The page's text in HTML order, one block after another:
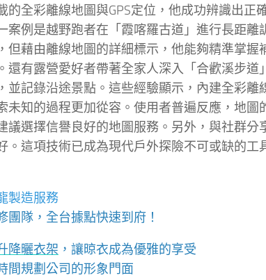
的全彩離線地圖與GPS定位，他成功辨識出正
案例是越野跑者在「霞喀羅古道」進行長距離
但藉由離線地圖的詳細標示，他能夠精準掌握
還有露營愛好者帶著全家人深入「合歡溪步道
並記錄沿途景點。這些經驗顯示，內建全彩離
未知的過程更加從容。使用者普遍反應，地圖
議選擇信譽良好的地圖服務。另外，與社群分
。這項技術已成為現代戶外探險不可或缺的工
製造服務
團隊，全台據點快速到府！
降曬衣架 ，讓晾衣成為優雅的享受
間規劃公司的形象門面